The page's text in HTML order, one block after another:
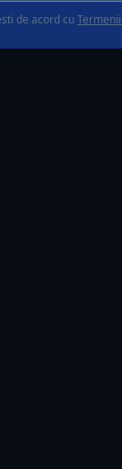
de acord cu